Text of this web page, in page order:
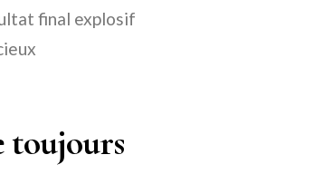
final explosif
toujours